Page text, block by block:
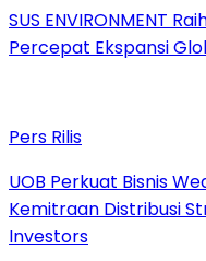
SUS ENVIRONMENT
Percepat Ekspansi
Pers Rilis
UOB Perkuat Bisnis
Kemitraan Distribusi
Investors